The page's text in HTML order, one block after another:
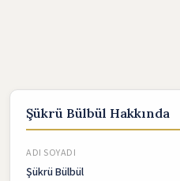
Şükrü Bülbül Hakkında
ADI SOYADI
Şükrü Bülbül